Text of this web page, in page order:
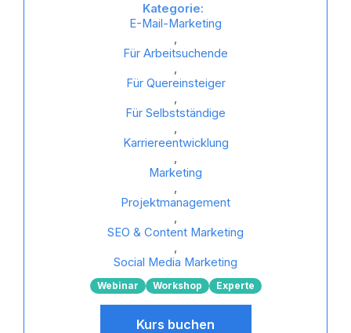
Kategorie:
E-Mail-Marketing
,
Für Arbeitsuchende
,
Für Quereinsteiger
,
Für Selbstständige
,
Karriereentwicklung
,
Marketing
,
Projektmanagement
,
SEO & Content Marketing
,
Social Media Marketing
Webinar Workshop Experte
Kurs buchen